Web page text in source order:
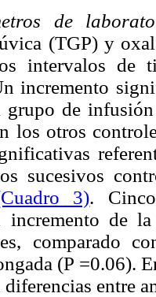
de
(TGP) y
intervalos de
incremento
grupo de
los otros
sucesivos
3).
incremento de
comparado
(P =0.06).
diferencias entre